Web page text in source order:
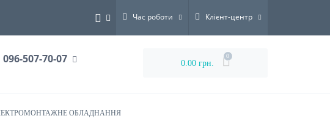
Час роботи Клієнт-центр
096-507-70-07 0.00 грн.
0
ОБЛАДНАННЯ